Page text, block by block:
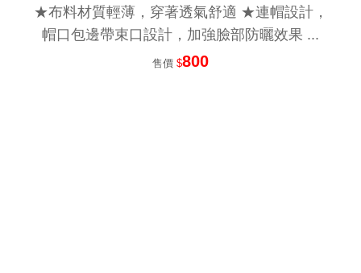
★布料材質輕薄，穿著透氣舒適 ★連帽設計，
帽口包邊帶束口設計，加強臉部防曬效果 ...
售價 $800